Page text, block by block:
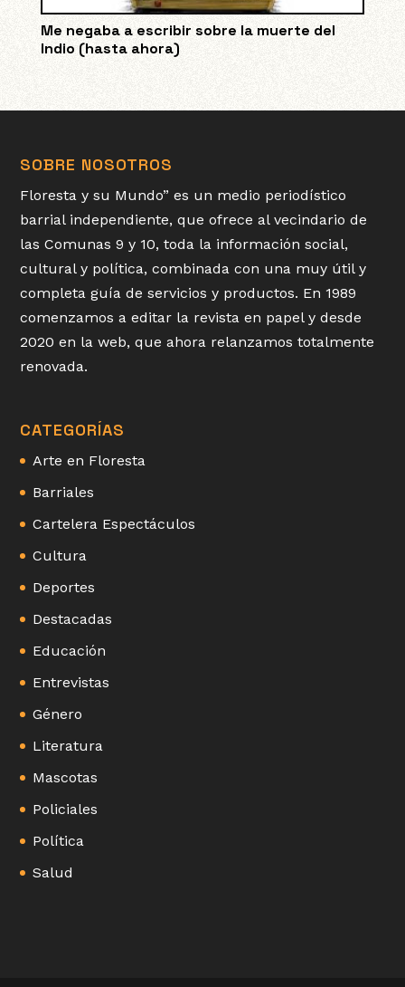
Me negaba a escribir sobre la muerte del
Indio (hasta ahora)
SOBRE NOSOTROS
Floresta y su Mundo” es un medio periodístico
barrial independiente, que ofrece al vecindario de
las Comunas 9 y 10, toda la información social,
cultural y política, combinada con una muy útil y
completa guía de servicios y productos. En 1989
comenzamos a editar la revista en papel y desde
2020 en la web, que ahora relanzamos totalmente
renovada.
CATEGORÍAS
Arte en Floresta
Barriales
Cartelera Espectáculos
Cultura
Deportes
Destacadas
Educación
Entrevistas
Género
Literatura
Mascotas
Policiales
Política
Salud